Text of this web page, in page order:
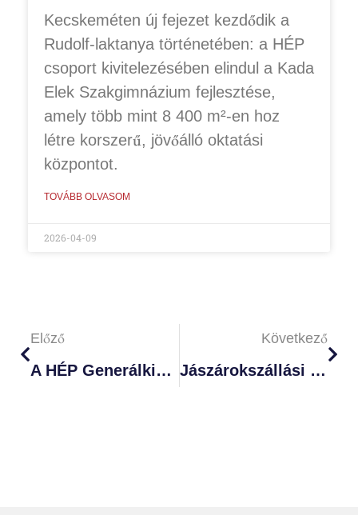
Kecskeméten új fejezet kezdődik a
Rudolf-laktanya történetében: a HÉP
csoport kivitelezésében elindul a Kada
Elek Szakgimnázium fejlesztése,
amely több mint 8 400 m²-en hoz
létre korszerű, jövőálló oktatási
központot.
TOVÁBB OLVASOM
2026-04-09
Előző
A HÉP Generálkivitelezésében Készült El A Csillagfény Óvoda
Következő
Jászárokszállási Futsal Csarnok – 150 Fős Lelátóval Készül Az Új Sportlétesítmény